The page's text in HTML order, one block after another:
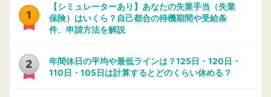
【シミュレーターあり】あなたの失業手当（失業
保険）はいくら？自己都合の待機期間や受給条
件、申請方法を解説
年間休日の平均や最低ラインは？125日・120日・
110日・105日は計算するとどのくらい休める？